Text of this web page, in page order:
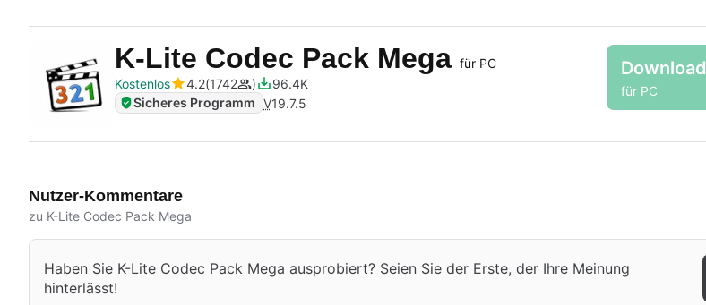
K-Lite Codec Pack Mega für PC
Kostenlos
4.2 1742
96.4K
Sicheres Programm V19.7.5
Download
für PC
Nutzer-Kommentare
zu K-Lite Codec Pack Mega
Haben Sie K-Lite Codec Pack Mega ausprobiert? Seien Sie der Erste, der Ihre Meinung
hinterlässt!